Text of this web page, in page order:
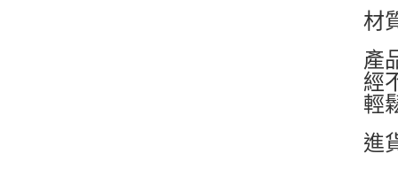
材
產
經
輕
進